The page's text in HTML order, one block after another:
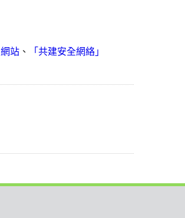
站 、
「共建安全網絡」